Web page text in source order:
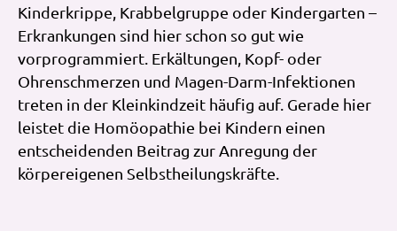
Kinderkrippe, Krabbelgruppe oder Kindergarten –
Erkrankungen sind hier schon so gut wie
vorprogrammiert. Erkältungen, Kopf- oder
Ohrenschmerzen und Magen-Darm-Infektionen
treten in der Kleinkindzeit häufig auf. Gerade hier
leistet die Homöopathie bei Kindern einen
entscheidenden Beitrag zur Anregung der
körpereigenen Selbstheilungskräfte.